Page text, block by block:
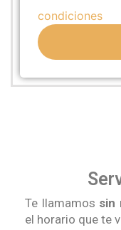
condiciones
Te llamamos sin
el horario que te